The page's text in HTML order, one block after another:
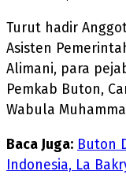
Turut hadir
Asisten
Alimani, para
Pemkab Buton,
Wabula
Baca Juga: Buton
Indonesia, La